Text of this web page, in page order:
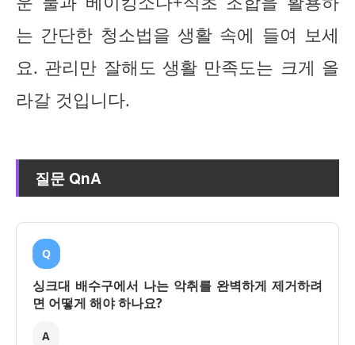
는 간단한 청소법을 생활 속에 들여 보세
요. 관리만 잘해도 생활 만족도는 크게 올
라갈 것입니다.
질문 QnA
Q
싱크대 배수구에서 나는 악취를 완벽하게 제거하려
면 어떻게 해야 하나요?
A